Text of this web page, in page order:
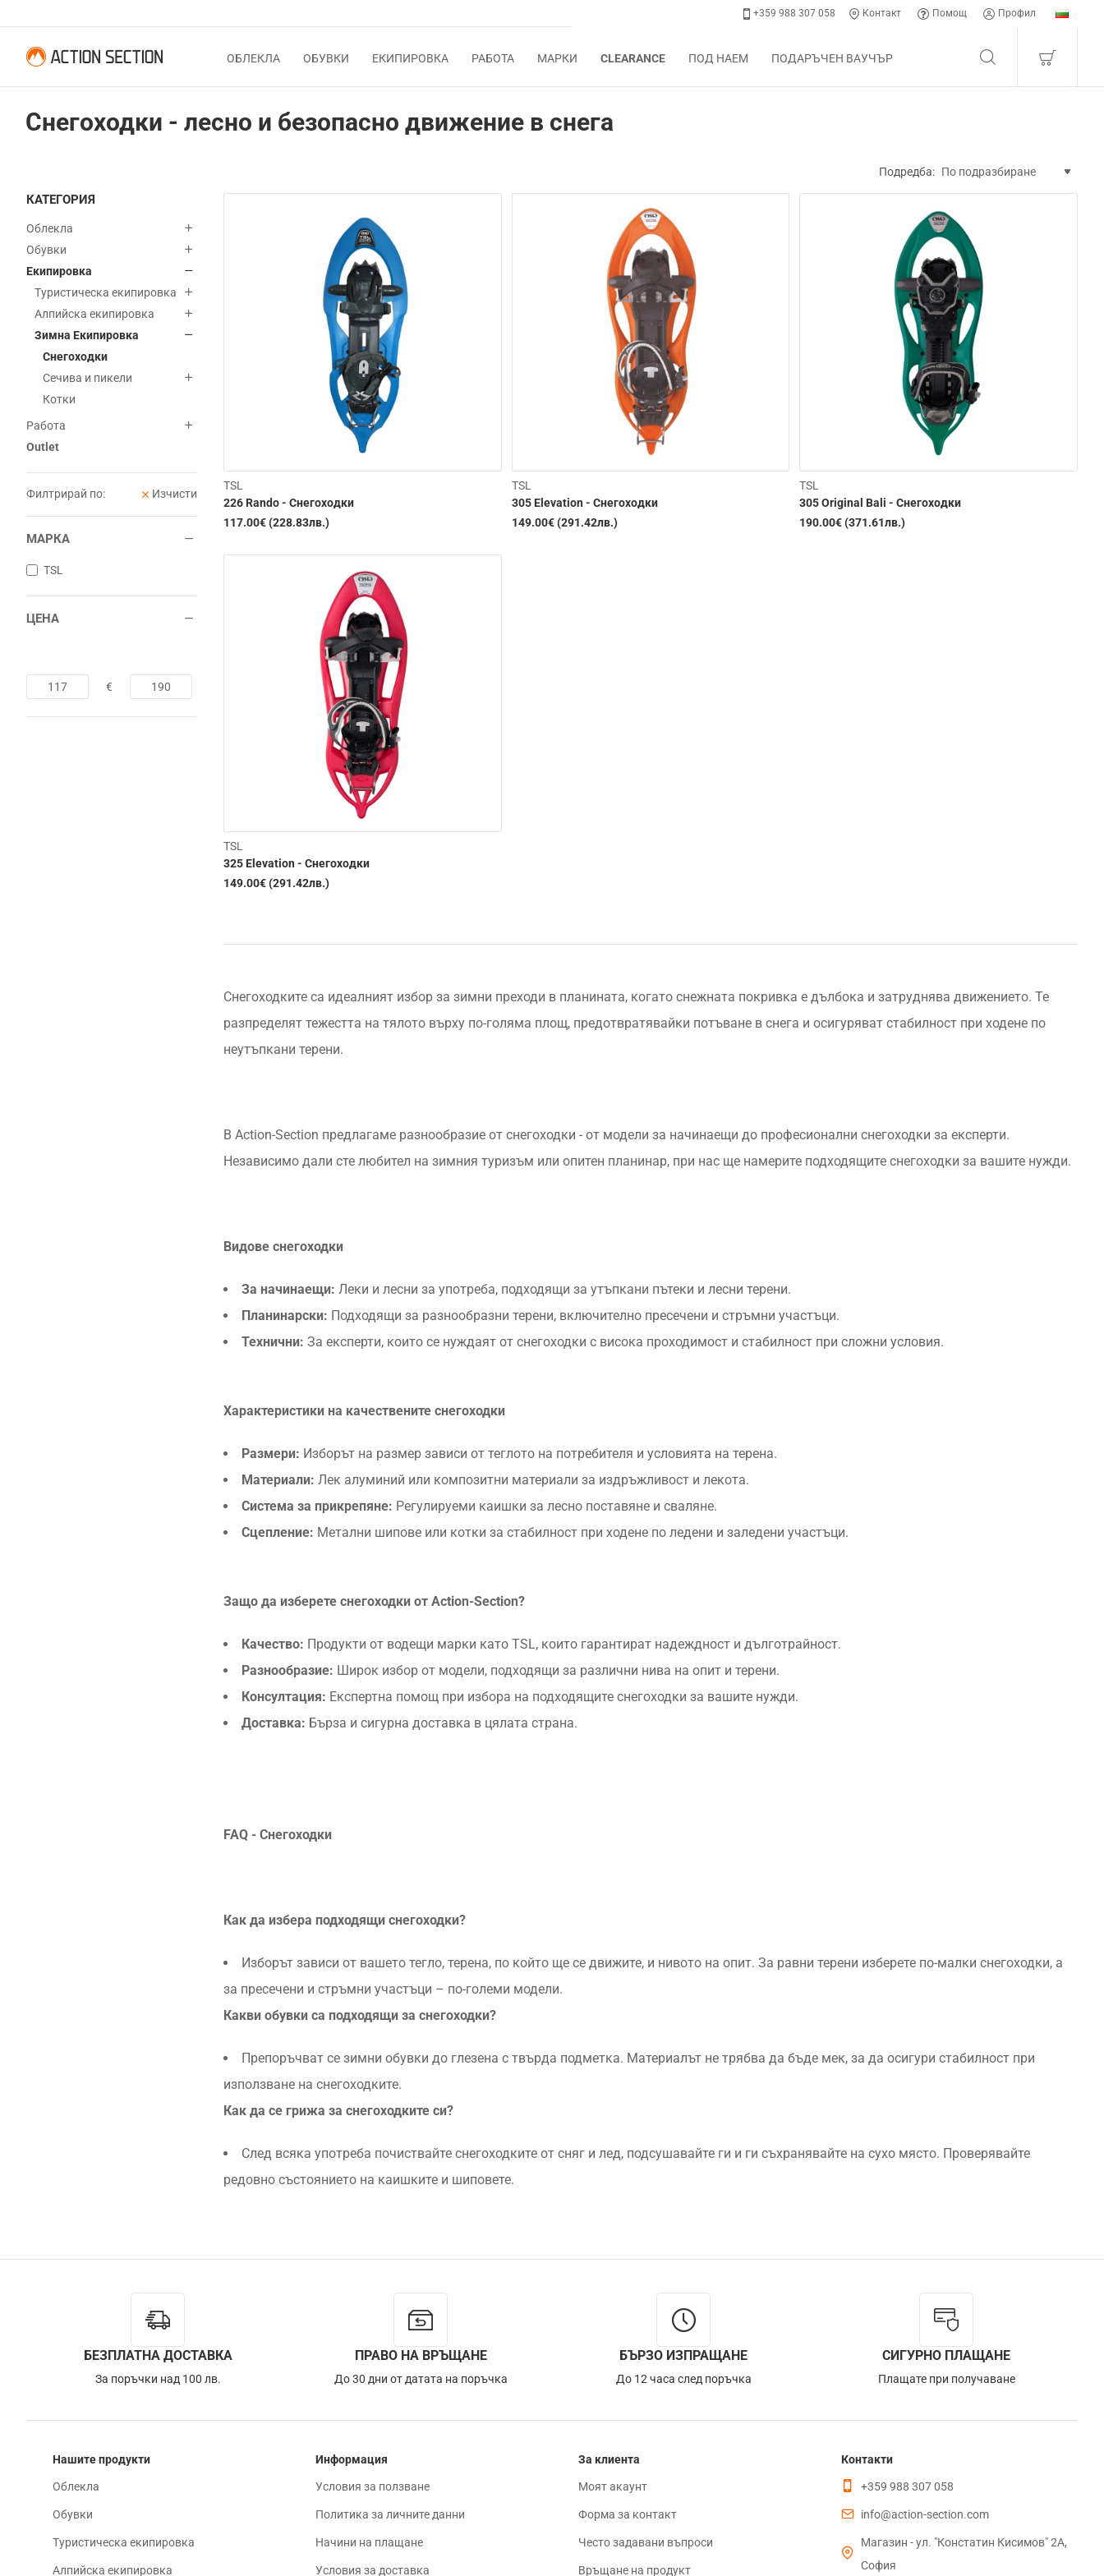
+359 988 307 058 Контакт Помощ Профил
ОБЛЕКЛА ОБУВКИ ЕКИПИРОВКА РАБОТА МАРКИ CLEARANCE ПОД НАЕМ ПОДАРЪЧЕН ВАУЧЪР
Снегоходки - лесно и безопасно движение в снега
КАТЕГОРИЯ
Облекла
Обувки
Екипировка
Туристическа екипировка
Алпийска екипировка
Зимна Екипировка
Снегоходки
Сечива и пикели
Котки
Работа
Outlet
Филтрирай по: Изчисти
МАРКА
TSL
ЦЕНА
€
Снегоходките са идеалният избор за зимни преходи в планината, когато снежната покривка е дълбока и затруднява движението. Те
разпределят тежестта на тялото върху по-голяма площ, предотвратявайки потъване в снега и осигуряват стабилност при ходене по
неутъпкани терени.
В Action-Section предлагаме разнообразие от снегоходки - от модели за начинаещи до професионални снегоходки за експерти.
Независимо дали сте любител на зимния туризъм или опитен планинар, при нас ще намерите подходящите снегоходки за вашите нужди.
Видове снегоходки
За начинаещи: Леки и лесни за употреба, подходящи за утъпкани пътеки и лесни терени.
Планинарски: Подходящи за разнообразни терени, включително пресечени и стръмни участъци.
Технични: За експерти, които се нуждаят от снегоходки с висока проходимост и стабилност при сложни условия.
Характеристики на качествените снегоходки
Размери: Изборът на размер зависи от теглото на потребителя и условията на терена.
Материали: Лек алуминий или композитни материали за издръжливост и лекота.
Система за прикрепяне: Регулируеми каишки за лесно поставяне и сваляне.
Сцепление: Метални шипове или котки за стабилност при ходене по ледени и заледени участъци.
Защо да изберете снегоходки от Action-Section?
Качество: Продукти от водещи марки като TSL, които гарантират надеждност и дълготрайност.
Разнообразие: Широк избор от модели, подходящи за различни нива на опит и терени.
Консултация: Експертна помощ при избора на подходящите снегоходки за вашите нужди.
Доставка: Бърза и сигурна доставка в цялата страна.
FAQ - Снегоходки
Как да избера подходящи снегоходки?
Изборът зависи от вашето тегло, терена, по който ще се движите, и нивото на опит. За равни терени изберете по-малки снегоходки, а
за пресечени и стръмни участъци – по-големи модели.
Какви обувки са подходящи за снегоходки?
Препоръчват се зимни обувки до глезена с твърда подметка. Материалът не трябва да бъде мек, за да осигури стабилност при
използване на снегоходките.
Как да се грижа за снегоходките си?
След всяка употреба почиствайте снегоходките от сняг и лед, подсушавайте ги и ги съхранявайте на сухо място. Проверявайте
редовно състоянието на каишките и шиповете.
Подредба:
TSL
226 Rando - Снегоходки
117.00€ (228.83лв.)
TSL
305 Elevation - Снегоходки
149.00€ (291.42лв.)
TSL
305 Original Bali - Снегоходки
190.00€ (371.61лв.)
TSL
325 Elevation - Снегоходки
149.00€ (291.42лв.)
БЕЗПЛАТНА ДОСТАВКА
За поръчки над 100 лв.
ПРАВО НА ВРЪЩАНЕ
До 30 дни от датата на поръчка
БЪРЗО ИЗПРАЩАНЕ
До 12 часа след поръчка
СИГУРНО ПЛАЩАНЕ
Плащате при получаване
Нашите продукти
Облекла
Обувки
Туристическа екипировка
Алпийска екипировка
Информация
Условия за ползване
Политика за личните данни
Начини на плащане
Условия за доставка
За клиента
Моят акаунт
Форма за контакт
Често задавани въпроси
Връщане на продукт
Контакти
+359 988 307 058
info@action-section.com
Магазин - ул. "Констатин Кисимов" 2А,
София